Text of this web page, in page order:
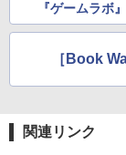
『ゲームラボ
Kindle本月替
［Book
関連リンク